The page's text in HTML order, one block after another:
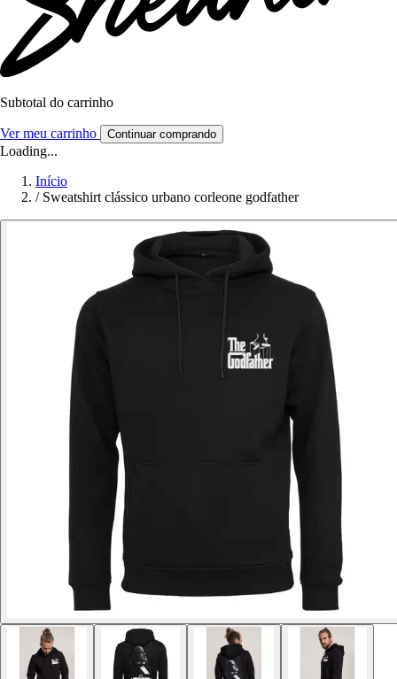
Subtotal do carrinho
Ver meu carrinho Continuar comprando
Loading...
Início
/ Sweatshirt clássico urbano corleone godfather